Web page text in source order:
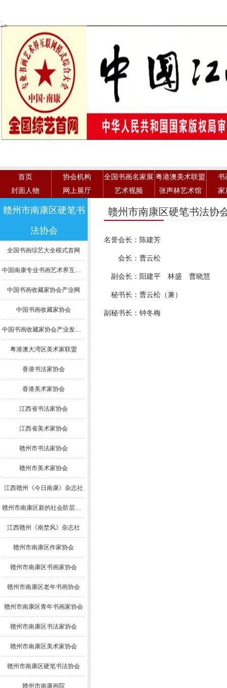
-->
首页 协会机构 全国书画名家展 粤港澳美术联盟
书
封面人物
网上展厅 艺术视频 张声林艺术馆 家
赣州市南康区硬笔书
法协会
全国书画综艺大全模式首网
中国南康专业书画艺术界互联网模式综合大全
中国书画收藏家协会产业网
中国书画收藏家协会
中国书画收藏家协会产业发展委员会
粤港澳大湾区美术家联盟
香港书法家协会
香港美术家协会
江西省书法家协会
江西省美术家协会
赣州市书法家协会
赣州市美术家协会
江西赣州《今日南康》杂志社
赣州市南康区新的社会阶层人士联谊会
江西赣州《南埜风》杂志社
赣州市南康区作家协会
赣州市南康区书画家协会
赣州市南康区老年书画协会
赣州市南康区青年书画家协会
赣州市南康区书法家协会
赣州市南康区美术家协会
赣州市南康区硬笔书法协会
赣州市南康画院
赣州市南康区硬笔书法协
名誉会长：陈建芳
会长：曹云松
副会长：阳建平 林盛 曹晓慧
秘书长：曹云松（兼）
副秘书长：钟冬梅